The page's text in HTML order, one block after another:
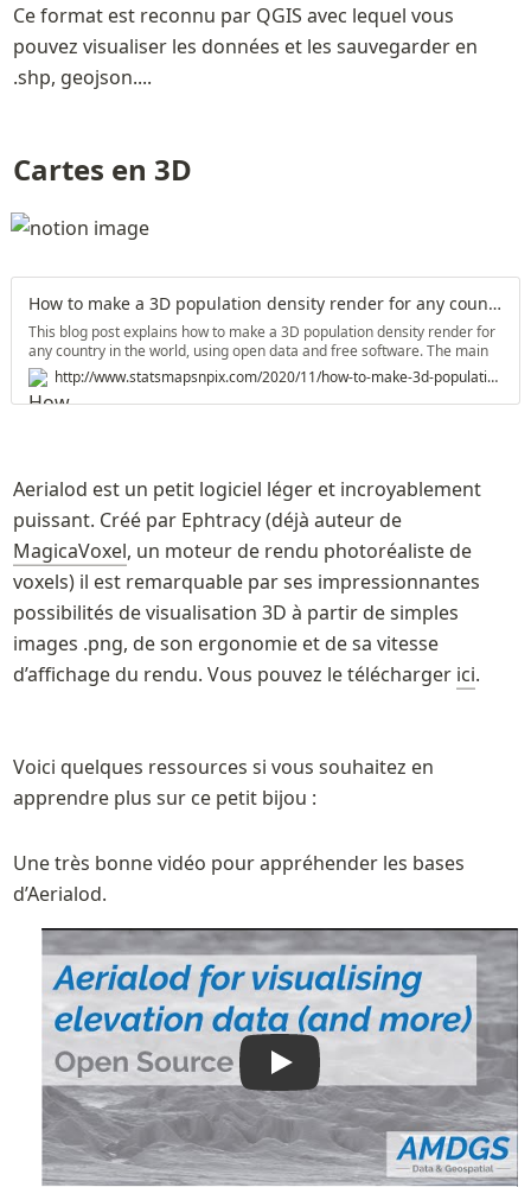
Ce format est reconnu par QGIS avec lequel vous
pouvez visualiser les données et les sauvegarder en
.shp, geojson....
Cartes en 3D
How to make a 3D population density render for any country in the world
This blog post explains how to make a 3D population density render for
any country in the world, using open data and free software. The main
tool I'll use ( Aerialod) is Windows-only at the moment, but it is amazing.http://www.statsmapsnpix.com/2020/11/how-to-make-3d-population-density.html
Aerialod est un petit logiciel léger et incroyablement
puissant. Créé par Ephtracy (déjà auteur de
MagicaVoxel, un moteur de rendu photoréaliste de
voxels) il est remarquable par ses impressionnantes
possibilités de visualisation 3D à partir de simples
images .png, de son ergonomie et de sa vitesse
d’affichage du rendu. Vous pouvez le télécharger ici.
Voici quelques ressources si vous souhaitez en
apprendre plus sur ce petit bijou :
Une très bonne vidéo pour appréhender les bases
d’Aerialod.